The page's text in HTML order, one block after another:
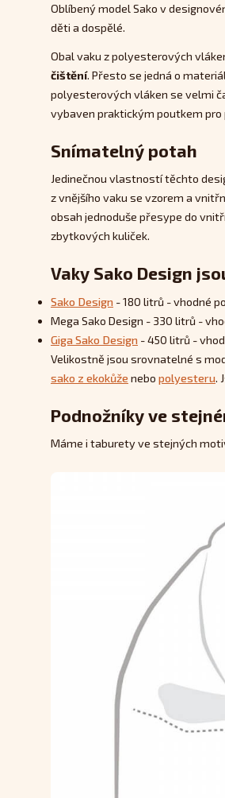
Oblíbený model Sako v
děti a dospělé.
Obal vaku z polyesterových
čištění. Přesto se jedná o
polyesterových vláken se velmi
vybaven praktickým poutkem pro
Snímatelný potah
Jedinečnou vlastností těchto
z vnějšího vaku se vzorem a
obsah jednoduše přesype do
zbytkových kuliček.
Vaky Sako Design
Sako Design - 180 litrů - vhodné
Mega Sako Design - 330 litrů -
Giga Sako Design - 450 litrů -
Velikostně jsou srovnatelné s
sako z ekokůže nebo polyesteru.
Podnožníky ve
Máme i taburety ve stejných